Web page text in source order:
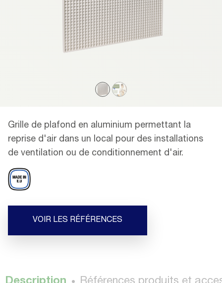
Grille de plafond en aluminium permettant la
reprise d'air dans un local pour des installations
de ventilation ou de conditionnement d'air.
VOIR LES RÉFÉRENCES